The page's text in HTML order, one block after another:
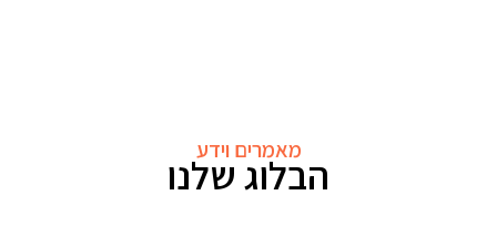
מאמרים וידע
הבלוג שלנו